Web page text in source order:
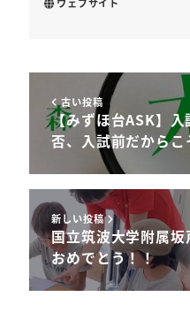
古い投稿
【みずほ台ASK】
否、入試前だからこ
新しい投稿
国立筑波大学附属坂
おめでとう！！